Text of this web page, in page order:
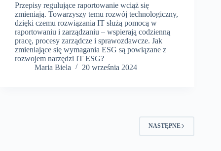
Przepisy regulujące raportowanie wciąż się
zmieniają. Towarzyszy temu rozwój technologiczny,
dzięki czemu rozwiązania IT służą pomocą w
raportowaniu i zarządzaniu – wspierają codzienną
pracę, procesy zarządcze i sprawozdawcze. Jak
zmieniające się wymagania ESG są powiązane z
rozwojem narzędzi IT ESG?
Maria Biela
20 września 2024
NASTĘPNE